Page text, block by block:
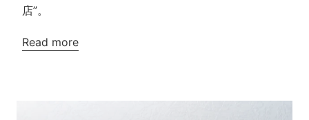
店”。
Read more